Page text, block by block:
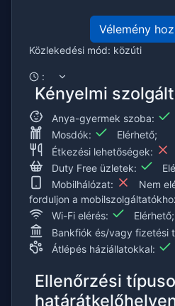
Vélemény
Közlekedési mód: közúti
:
Kényelmi
Anya-gyermek szoba:
Mosdók:
Elérhető;
Étkezési lehetőségek:
Duty Free üzletek:
Mobilhálózat:
Nem
forduljon a
Wi-Fi elérés:
Elérhető;
Bankfiók és/vagy fizetési
Átlépés háziállatokkal:
Ellenőrzési